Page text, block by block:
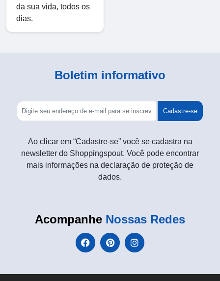
da sua vida, todos os
dias.
Boletim informativo
Cadastre-se
Ao clicar em “Cadastre-se” você se cadastra na
newsletter do Shoppingspout. Você pode encontrar
mais informações na declaração de proteção de
dados.
Acompanhe Nossas Redes